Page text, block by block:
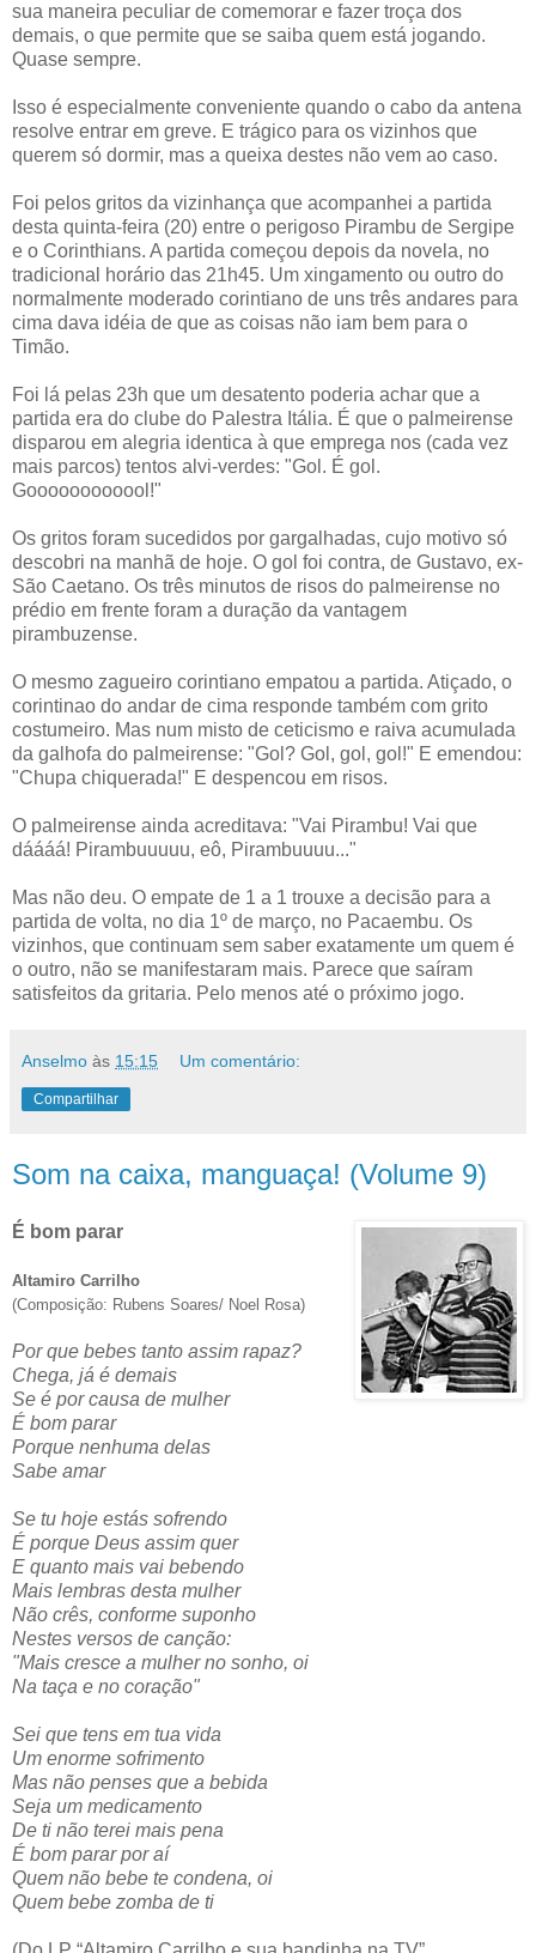
sua maneira peculiar de comemorar e fazer troça dos
demais, o que permite que se saiba quem está jogando.
Quase sempre.
Isso é especialmente conveniente quando o cabo da antena
resolve entrar em greve. E trágico para os vizinhos que
querem só dormir, mas a queixa destes não vem ao caso.
Foi pelos gritos da vizinhança que acompanhei a partida
desta quinta-feira (20) entre o perigoso Pirambu de Sergipe
e o Corinthians. A partida começou depois da novela, no
tradicional horário das 21h45. Um xingamento ou outro do
normalmente moderado corintiano de uns três andares para
cima dava idéia de que as coisas não iam bem para o
Timão.
Foi lá pelas 23h que um desatento poderia achar que a
partida era do clube do Palestra Itália. É que o palmeirense
disparou em alegria identica à que emprega nos (cada vez
mais parcos) tentos alvi-verdes: "Gol. É gol.
Goooooooooool!"
Os gritos foram sucedidos por gargalhadas, cujo motivo só
descobri na manhã de hoje. O gol foi contra, de Gustavo, ex-
São Caetano. Os três minutos de risos do palmeirense no
prédio em frente foram a duração da vantagem
pirambuzense.
O mesmo zagueiro corintiano empatou a partida. Atiçado, o
corintinao do andar de cima responde também com grito
costumeiro. Mas num misto de ceticismo e raiva acumulada
da galhofa do palmeirense: "Gol? Gol, gol, gol!" E emendou:
"Chupa chiquerada!" E despencou em risos.
O palmeirense ainda acreditava: "Vai Pirambu! Vai que
dáááá! Pirambuuuuu, eô, Pirambuuuu..."
Mas não deu. O empate de 1 a 1 trouxe a decisão para a
partida de volta, no dia 1º de março, no Pacaembu. Os
vizinhos, que continuam sem saber exatamente um quem é
o outro, não se manifestaram mais. Parece que saíram
satisfeitos da gritaria. Pelo menos até o próximo jogo.
Anselmo às 15:15 Um comentário:
Compartilhar
Som na caixa, manguaça! (Volume 9)
É bom parar
Altamiro Carrilho
(Composição: Rubens Soares/ Noel Rosa)
Por que bebes tanto assim rapaz?
Chega, já é demais
Se é por causa de mulher
É bom parar
Porque nenhuma delas
Sabe amar
Se tu hoje estás sofrendo
É porque Deus assim quer
E quanto mais vai bebendo
Mais lembras desta mulher
Não crês, conforme suponho
Nestes versos de canção:
"Mais cresce a mulher no sonho, oi
Na taça e no coração"
Sei que tens em tua vida
Um enorme sofrimento
Mas não penses que a bebida
Seja um medicamento
De ti não terei mais pena
É bom parar por aí
Quem não bebe te condena, oi
Quem bebe zomba de ti